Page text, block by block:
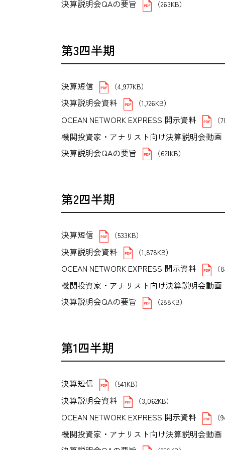
決算説明会QAの要旨
（263KB）
第3四半期
決算短信 （4,977KB）
決算説明会資料 （1,726KB）
OCEAN NETWORK EXPRESS 開示資料 （
機関投資家・アナリスト向け決算説明会動画
決算説明会QAの要旨
（621KB）
第2四半期
決算短信 （533KB）
決算説明会資料 （1,878KB）
OCEAN NETWORK EXPRESS 開示資料 （
機関投資家・アナリスト向け決算説明会動画
決算説明会QAの要旨
（288KB）
第1四半期
決算短信 （541KB）
決算説明会資料 （3,062KB）
OCEAN NETWORK EXPRESS 開示資料 （
機関投資家・アナリスト向け決算説明会動画